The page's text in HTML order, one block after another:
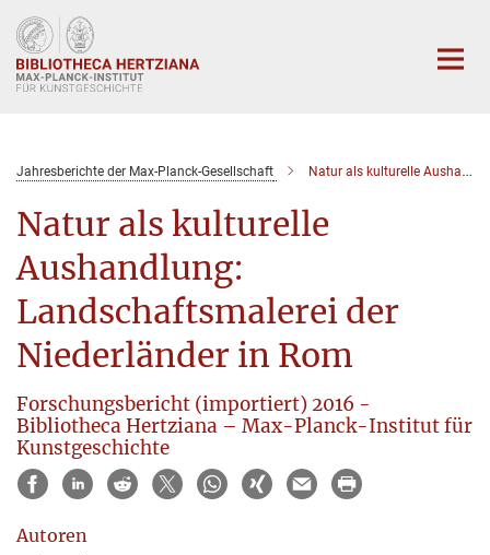
Hauptinhalt
Jahresberichte der Max-Planck-Gesellschaft Natur als kulturelle Aushandlung: Landschaftsmalerei der Niederländer in Rom
Natur als kulturelle
Aushandlung:
Landschaftsmalerei der
Niederländer in Rom
Forschungsbericht (importiert) 2016 -
Bibliotheca Hertziana – Max-Planck-Institut für
Kunstgeschichte
Autoren